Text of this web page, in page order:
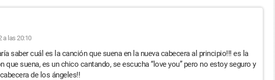
a las 20:10
saber cuál es la canción que suena en la nueva cabecera al principio!!! es la
que suena, es un chico cantando, se escucha “love you” pero no estoy seguro y
de los ángeles!!